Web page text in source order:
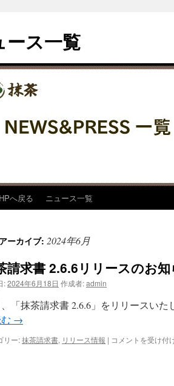
ース一覧
へ戻る ニュース一覧
ーカイブ: 2024年6月
請求書 2.6.6リリースのお
:2024年6月18日 作成者:admin
「抹茶請求書 2.6.6」をリリースい
→
リー:抹茶請求書, リリース情報 | 抹
コメントを受け付